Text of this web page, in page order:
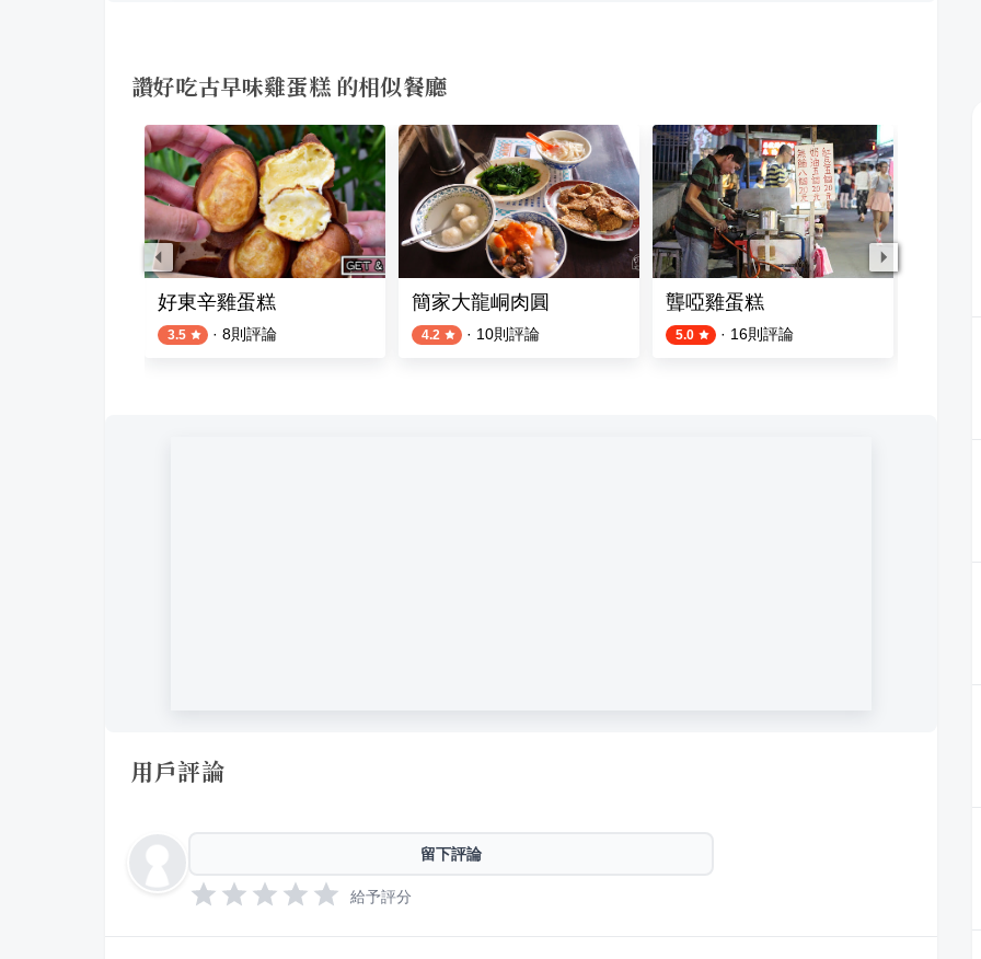
讚好吃古早味雞蛋糕 的相似餐廳
好東辛雞蛋糕
3.5 · 8則評論
簡家大龍峒肉圓
4.2 · 10則評論
聾啞雞蛋糕
5.0 · 16則評論
用戶評論
留下評論
給予評分